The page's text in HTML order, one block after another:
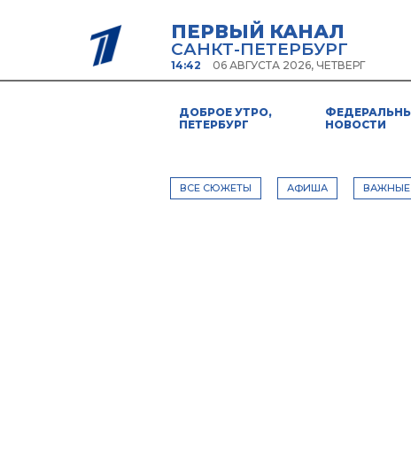
ПЕРВЫЙ КАНАЛ
САНКТ-ПЕТЕРБУРГ
14:42 06 АВГУСТА 2026, ЧЕТВЕРГ
ДОБРОЕ УТРО,
ПЕТЕРБУРГ
НОВОСТИ
ВСЕ СЮЖЕТЫ АФИША ВАЖНЫЕ